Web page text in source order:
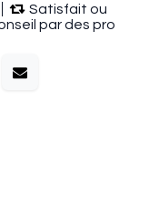
Satisfait ou
par des pro